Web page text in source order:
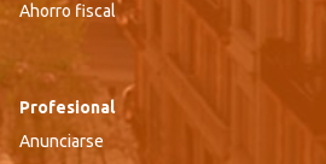
Ahorro fiscal
Profesional
Anunciarse